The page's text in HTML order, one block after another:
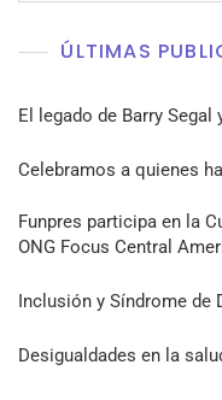
ÚLTIMAS
El legado de Barry
Celebramos a quienes
Funpres participa en la
ONG Focus Central
Inclusión y Síndrome de
Desigualdades en la